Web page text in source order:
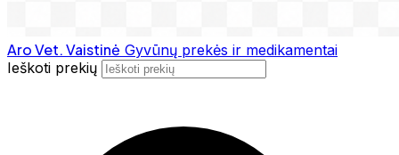
Aro Vet. Vaistinė Gyvūnų prekės ir medikamentai
Ieškoti prekių